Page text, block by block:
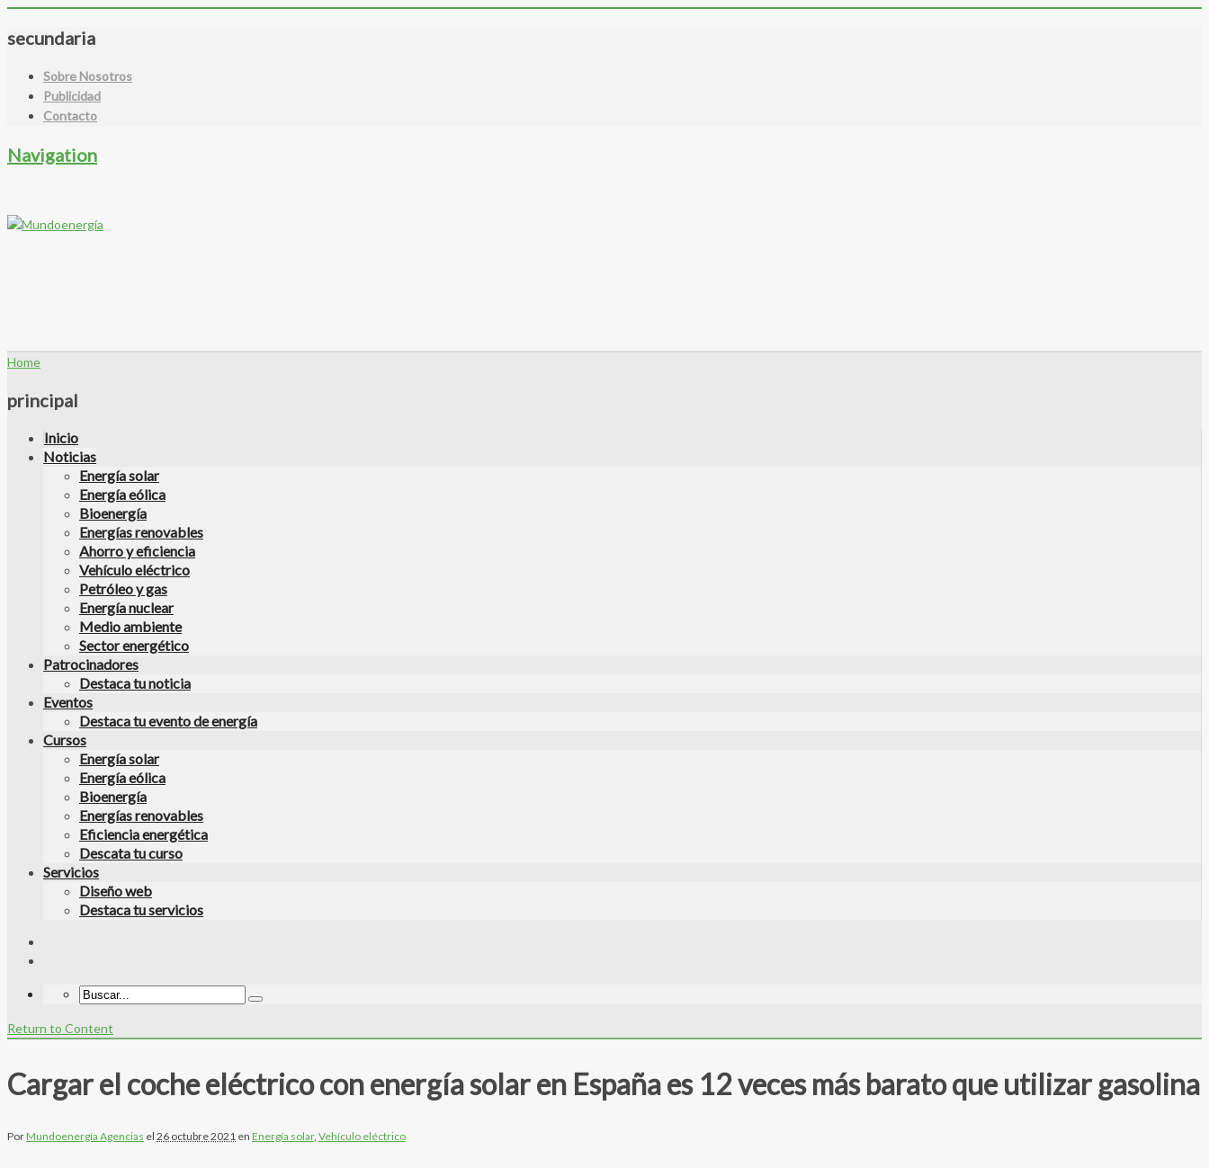
secundaria
Sobre Nosotros
Publicidad
Contacto
Navigation
Home
principal
Inicio
Noticias
Energía solar
Energía eólica
Bioenergía
Energías renovables
Ahorro y eficiencia
Vehículo eléctrico
Petróleo y gas
Energía nuclear
Medio ambiente
Sector energético
Patrocinadores
Destaca tu noticia
Eventos
Destaca tu evento de energía
Cursos
Energía solar
Energía eólica
Bioenergía
Energías renovables
Eficiencia energética
Descata tu curso
Servicios
Diseño web
Destaca tu servicios
Return to Content
Cargar el coche eléctrico con energía solar en España es 12 veces más barato que utilizar gasolina
PorMundoenergía Agencias el 26 octubre 2021 en Energía solar, Vehículo eléctrico